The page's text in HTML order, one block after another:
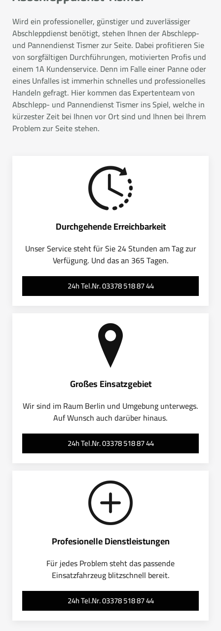
Wird ein professioneller, günstiger und zuverlässiger
Abschleppdienst benötigt, stehen Ihnen der Abschlepp-
und Pannendienst Tismer zur Seite. Dabei profitieren Sie
von sorgfältigen Durchführungen, motivierten Profis und
einem 1A Kundenservice. Denn im Falle einer Panne oder
eines Unfalles ist immerhin schnelles und professionelles
Handeln gefragt. Hier kommen das Expertenteam von
Abschlepp- und Pannendienst Tismer ins Spiel, welche in
kürzester Zeit bei Ihnen vor Ort sind und Ihnen bei Ihrem
Problem zur Seite stehen.
Durchgehende Erreichbarkeit
Unser Service steht für Sie 24 Stunden am Tag zur
Verfügung. Und das an 365 Tagen.
24h Tel.Nr. 03378 518 87 44
Großes Einsatzgebiet
Wir sind im Raum Berlin und Umgebung unterwegs.
Auf Wunsch auch darüber hinaus.
24h Tel.Nr. 03378 518 87 44
Profesionelle Dienstleistungen
Für jedes Problem steht das passende
Einsatzfahrzeug blitzschnell bereit.
24h Tel.Nr. 03378 518 87 44